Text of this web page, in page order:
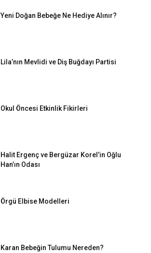
Yeni Doğan Bebeğe Ne Hediye Alınır?
Lila’nın Mevlidi ve Diş Buğdayı Partisi
Okul Öncesi Etkinlik Fikirleri
Halit Ergenç ve Bergüzar Korel’in Oğlu
Han’ın Odası
Örgü Elbise Modelleri
Karan Bebeğin Tulumu Nereden?